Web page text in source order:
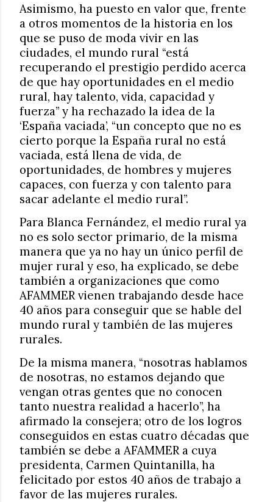
Asimismo, ha puesto en valor que, frente
a otros momentos de la historia en los
que se puso de moda vivir en las
ciudades, el mundo rural “está
recuperando el prestigio perdido acerca
de que hay oportunidades en el medio
rural, hay talento, vida, capacidad y
fuerza” y ha rechazado la idea de la
‘España vaciada’, “un concepto que no es
cierto porque la España rural no está
vaciada, está llena de vida, de
oportunidades, de hombres y mujeres
capaces, con fuerza y con talento para
sacar adelante el medio rural”.
Para Blanca Fernández, el medio rural ya
no es solo sector primario, de la misma
manera que ya no hay un único perfil de
mujer rural y eso, ha explicado, se debe
también a organizaciones que como
AFAMMER vienen trabajando desde hace
40 años para conseguir que se hable del
mundo rural y también de las mujeres
rurales.
De la misma manera, “nosotras hablamos
de nosotras, no estamos dejando que
vengan otras gentes que no conocen
tanto nuestra realidad a hacerlo”, ha
afirmado la consejera; otro de los logros
conseguidos en estas cuatro décadas que
también se debe a AFAMMER a cuya
presidenta, Carmen Quintanilla, ha
felicitado por estos 40 años de trabajo a
favor de las mujeres rurales.